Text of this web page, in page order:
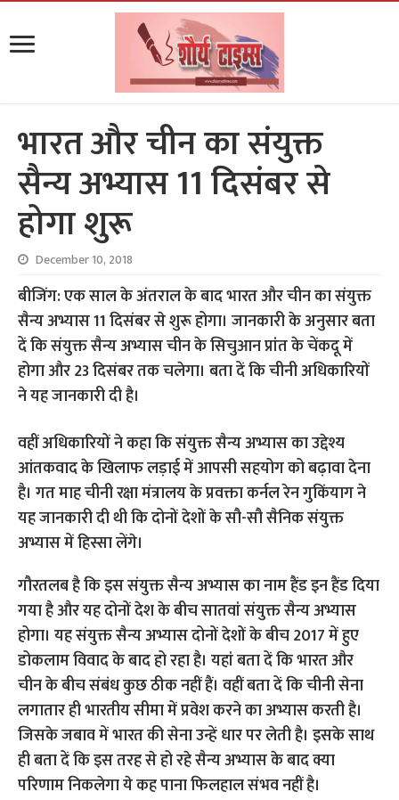
भारत और चीन का संयुक्त
सैन्य अभ्यास 11 दिसंबर से
होगा शुरू
December 10, 2018
बीजिंग: एक साल के अंतराल के बाद भारत और चीन का संयुक्त
सैन्य अभ्यास 11 दिसंबर से शुरू होगा। जानकारी के अनुसार बता
दें कि संयुक्त सैन्य अभ्यास चीन के सिचुआन प्रांत के चेंकदू में
होगा और 23 दिसंबर तक चलेगा। बता दें कि चीनी अधिकारियों
ने यह जानकारी दी है।
वहीं अधिकारियों ने कहा कि संयुक्त सैन्य अभ्यास का उद्देश्य
आंतकवाद के खिलाफ लड़ाई में आपसी सहयोग को बढ़ावा देना
है। गत माह चीनी रक्षा मंत्रालय के प्रवक्ता कर्नल रेन गुकिंयाग ने
यह जानकारी दी थी कि दोनों देशों के सौ-सौ सैनिक संयुक्त
अभ्यास में हिस्सा लेंगे।
गौरतलब है कि इस संयुक्त सैन्य अभ्यास का नाम हैंड इन हैंड दिया
गया है और यह दोनों देश के बीच सातवां संयुक्त सैन्य अभ्यास
होगा। यह संयुक्त सैन्य अभ्यास दोनों देशों के बीच 2017 में हुए
डोकलाम विवाद के बाद हो रहा है। यहां बता दें कि भारत और
चीन के बीच संबंध कुछ ठीक नहीं हैं। वहीं बता दें कि चीनी सेना
लगातार ही भारतीय सीमा में प्रवेश करने का अभ्यास करती है।
जिसके जबाव में भारत की सेना उन्हें धार पर लेती है। इसके साथ
ही बता दें कि इस तर​ह से हो रहे सैन्य अभ्यास के बाद क्या
परिणाम निकलेगा ये कह पाना फिलहाल संभव नहीं है।